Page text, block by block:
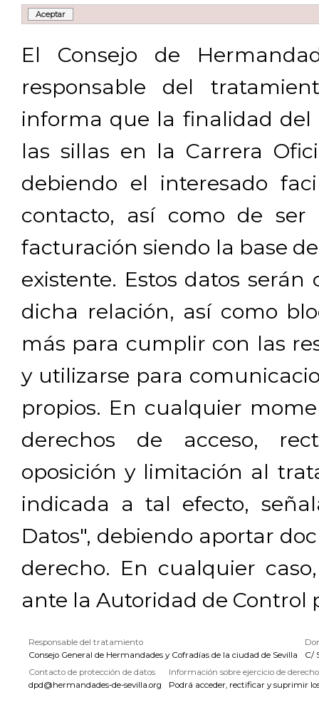
El Consejo de
responsable del
informa que la finalidad del
las sillas en la Carrera
debiendo el interesado
contacto, así como de ser
facturación siendo la base
existente. Estos datos
dicha relación, así como
más para cumplir con las
y utilizarse para
propios. En cualquier
derechos de acceso,
oposición y limitación al
indicada a tal efecto,
Datos", debiendo aportar
derecho. En cualquier
ante la Autoridad de Control
Responsable del tratamiento
Consejo General de Hermandades y Cofradías de la ciudad de Sevilla
C/
Contacto de protección de datos
dpd@hermandades-de-sevilla.org
Información sobre ejercicio de
Podrá acceder, rectificar y suprimir